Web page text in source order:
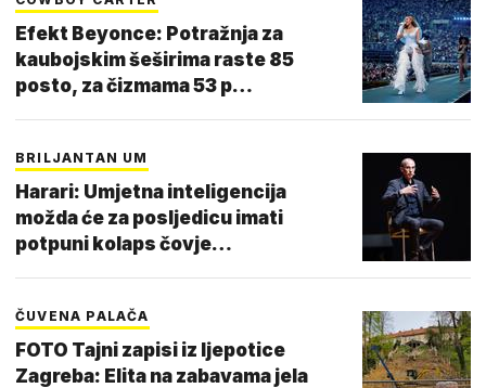
Efekt Beyonce: Potražnja za
kaubojskim šeširima raste 85
posto, za čizmama 53 p…
BRILJANTAN UM
Harari: Umjetna inteligencija
možda će za posljedicu imati
potpuni kolaps čovje…
ČUVENA PALAČA
FOTO Tajni zapisi iz ljepotice
Zagreba: Elita na zabavama jela